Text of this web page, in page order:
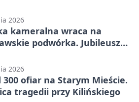
2026
kameralna wraca na
podwórka. Jubileusz
2026
300 ofiar na Starym Mieście.
tragedii przy Kilińskiego